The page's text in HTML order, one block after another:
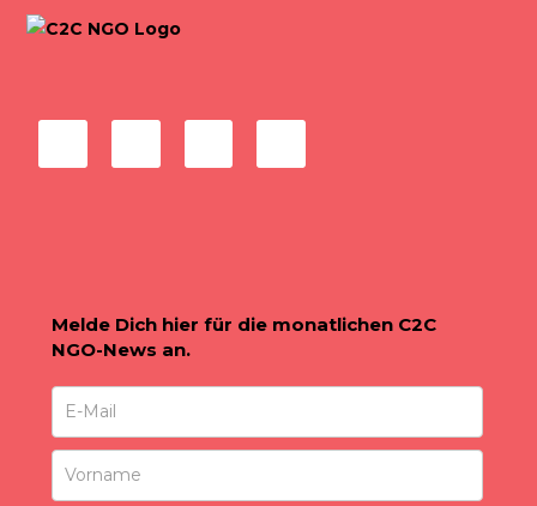
Melde Dich hier für die monatlichen C2C
NGO-News an.